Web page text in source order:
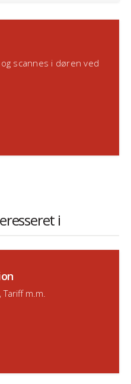
scannes i døren ved
i
m.m.